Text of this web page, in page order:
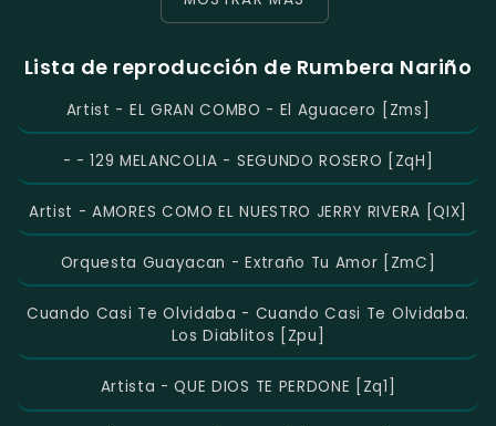
Lista de reproducción de Rumbera Nariño
Artist - EL GRAN COMBO - El Aguacero [zms]
- - 129 MELANCOLIA - SEGUNDO ROSERO [zqH]
Artist - AMORES COMO EL NUESTRO JERRY RIVERA [QIX]
Orquesta Guayacan - Extraño Tu Amor [zmC]
Cuando Casi Te Olvidaba - Cuando Casi Te Olvidaba.
Los Diablitos [zpu]
Artista - QUE DIOS TE PERDONE [zq1]